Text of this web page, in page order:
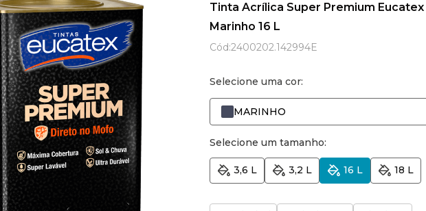
Tinta Acrílica Super Premium Eucatex
Marinho 16 L
Cód:2400202.142994E
Selecione uma cor:
MARINHO
Selecione um tamanho:
3,6 L 3,2 L 16 L 18 L